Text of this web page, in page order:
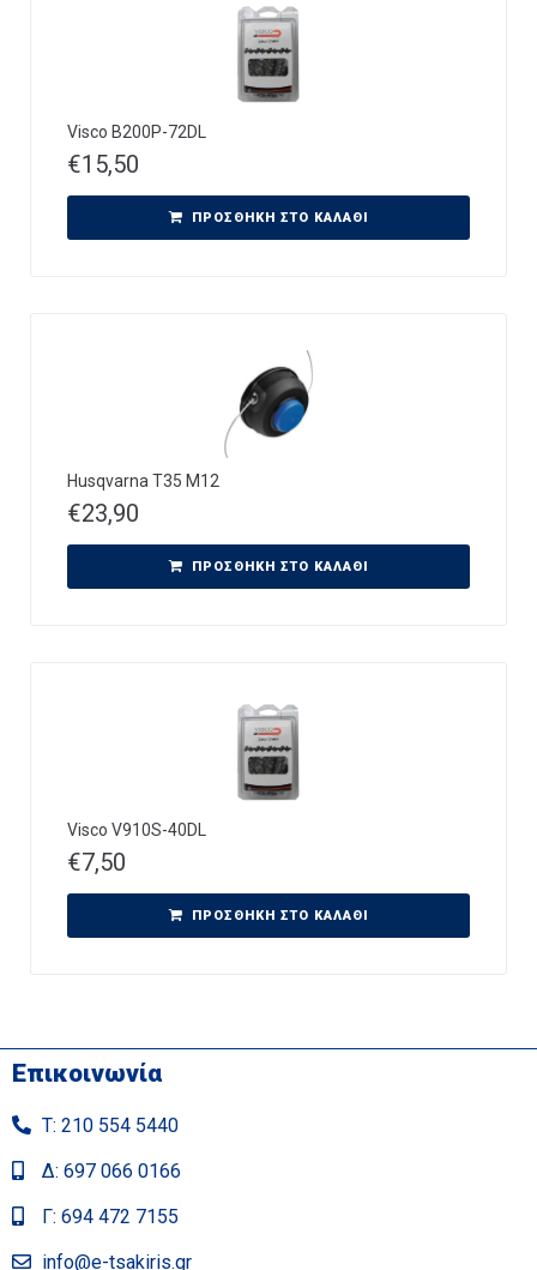
Visco B200P-72DL
€15,50
ΠΡΟΣΘΉΚΗ ΣΤΟ ΚΑΛΆΘΙ
Husqvarna T35 M12
€23,90
ΠΡΟΣΘΉΚΗ ΣΤΟ ΚΑΛΆΘΙ
Visco V910S-40DL
€7,50
ΠΡΟΣΘΉΚΗ ΣΤΟ ΚΑΛΆΘΙ
Επικοινωνία
Τ: 210 554 5440
Δ: 697 066 0166
Γ: 694 472 7155
info@e-tsakiris.gr